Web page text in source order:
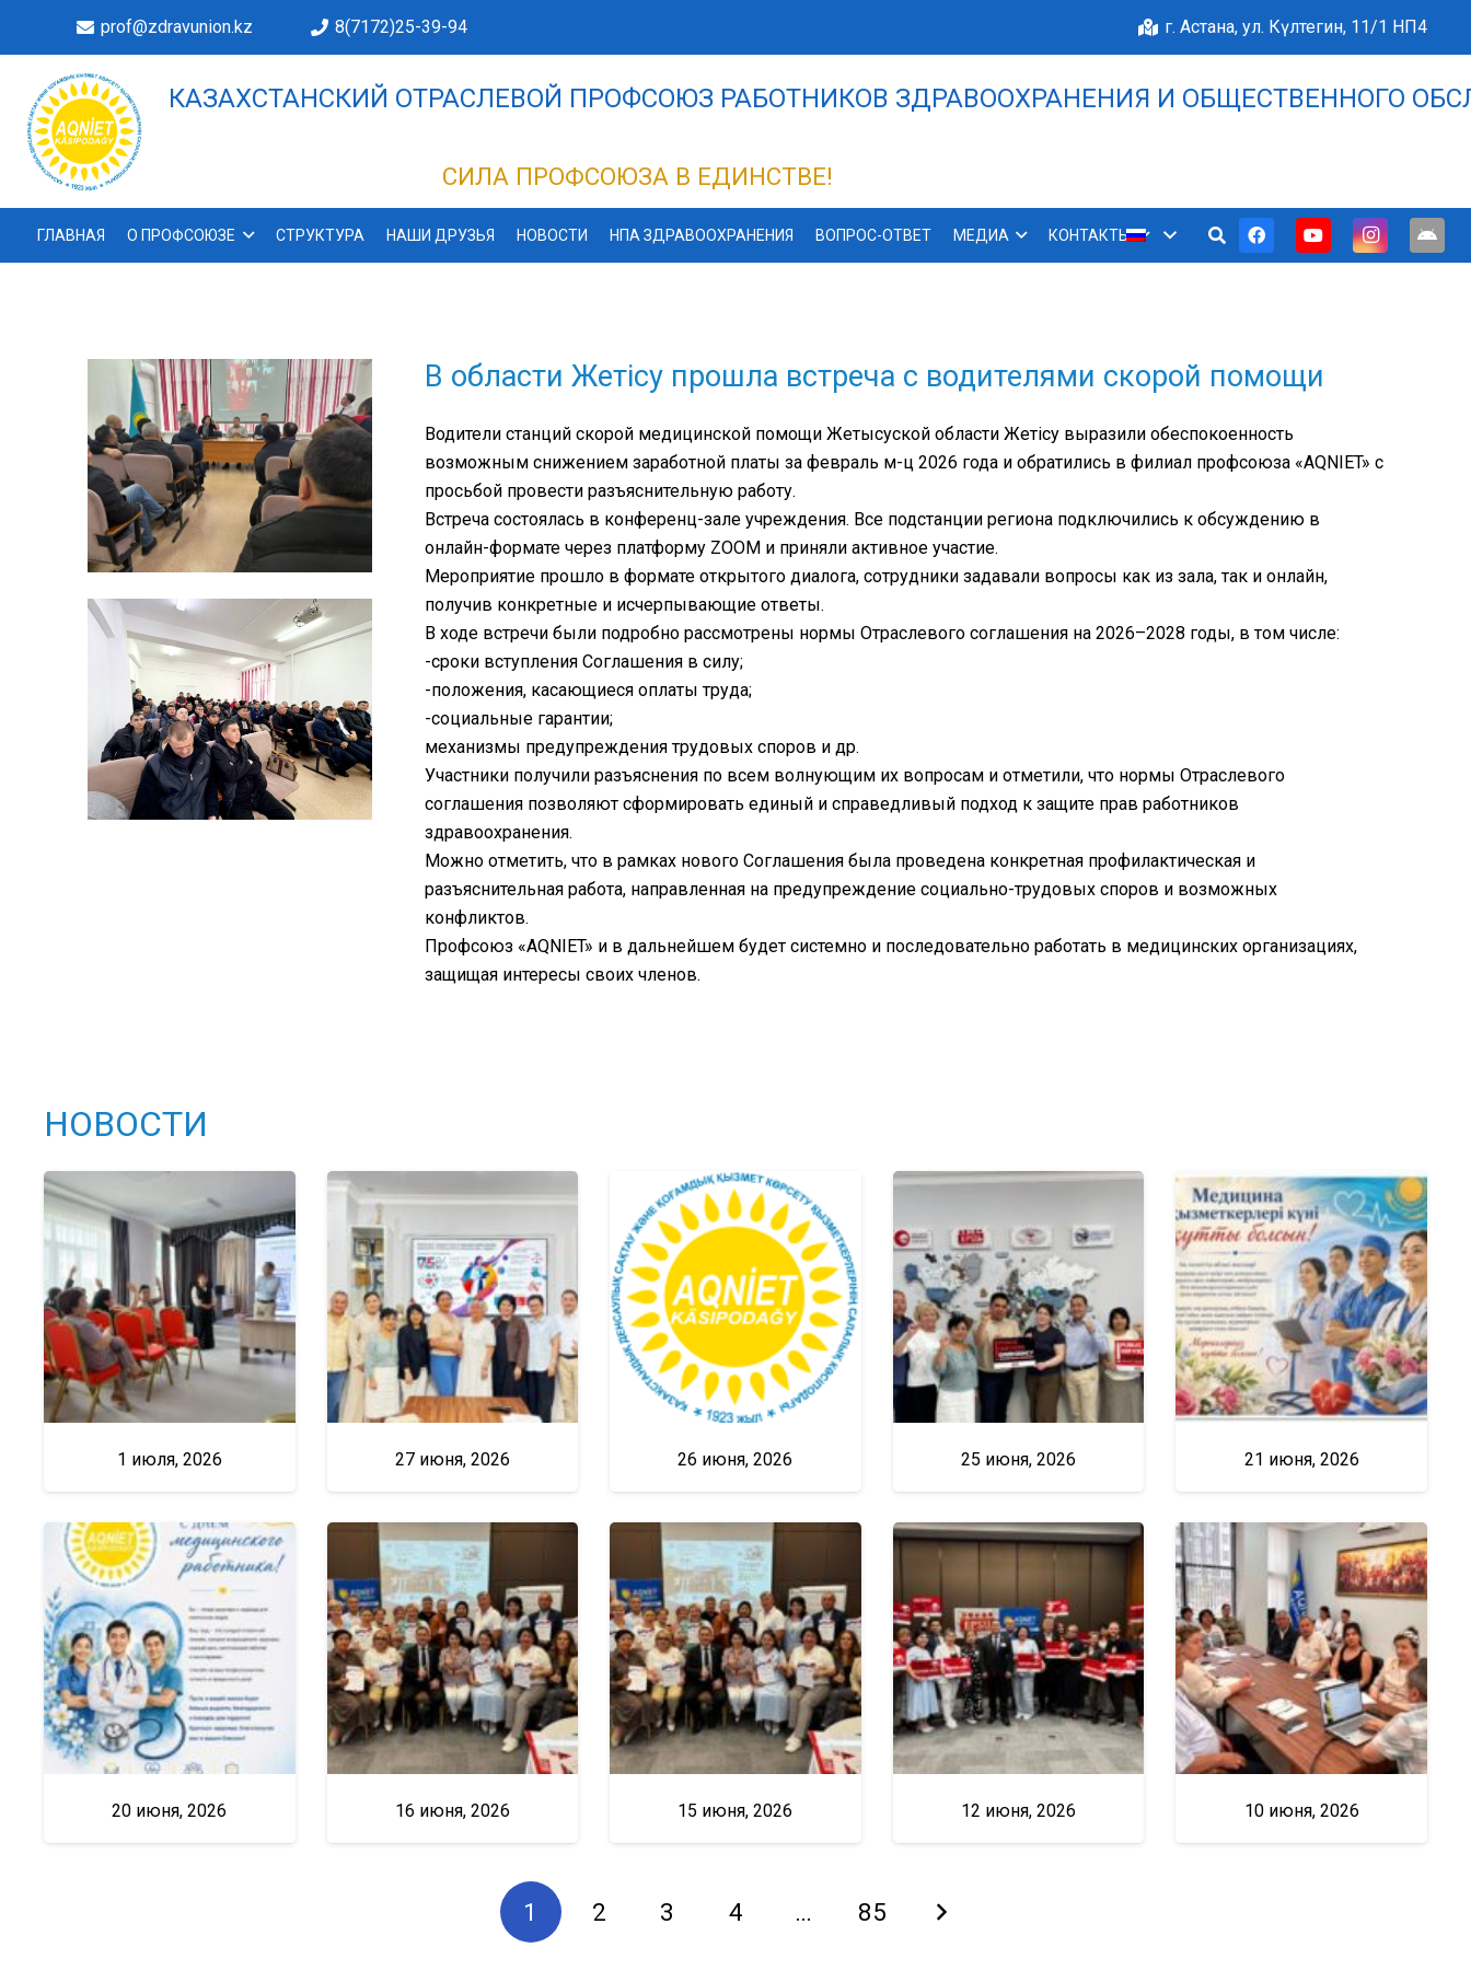
prof@zdravunion.kz 8(7172)25-39-94 г. Астана, ул. Күлтегин, 11/1 НП4
КАЗАХСТАНСКИЙ ОТРАСЛЕВОЙ ПРОФСОЮЗ РАБОТНИКОВ ЗДРАВООХРАНЕНИЯ И ОБЩЕСТВЕННОГО
СИЛА ПРОФСОЮЗА В ЕДИНСТВЕ!
ГЛАВНАЯ О ПРОФСОЮЗЕ СТРУКТУРА НАШИ ДРУЗЬЯ НОВОСТИ НПА ЗДРАВООХРАНЕНИЯ ВОПРОС-ОТВЕТ МЕДИА КОНТАКТЫ
В области Жетісу прошла встреча с водителями скорой помощи
Водители станций скорой медицинской помощи Жетысуской области Жетісу выразили обеспокоенность
возможным снижением заработной платы за февраль м-ц 2026 года и обратились в филиал профсоюза «AQNIET» с
просьбой провести разъяснительную работу.
Встреча состоялась в конференц-зале учреждения. Все подстанции региона подключились к обсуждению в
онлайн-формате через платформу ZOOM и приняли активное участие.
Мероприятие прошло в формате открытого диалога, сотрудники задавали вопросы как из зала, так и онлайн,
получив конкретные и исчерпывающие ответы.
В ходе встречи были подробно рассмотрены нормы Отраслевого соглашения на 2026–2028 годы, в том числе:
-сроки вступления Соглашения в силу;
-положения, касающиеся оплаты труда;
-социальные гарантии;
механизмы предупреждения трудовых споров и др.
Участники получили разъяснения по всем волнующим их вопросам и отметили, что нормы Отраслевого
соглашения позволяют сформировать единый и справедливый подход к защите прав работников
здравоохранения.
Можно отметить, что в рамках нового Соглашения была проведена конкретная профилактическая и
разъяснительная работа, направленная на предупреждение социально-трудовых споров и возможных
конфликтов.
Профсоюз «AQNIET» и в дальнейшем будет системно и последовательно работать в медицинских организациях,
защищая интересы своих членов.
НОВОСТИ
1 июля, 2026 27 июня, 2026 26 июня, 2026 25 июня, 2026 21 июня, 2026
20 июня, 2026 16 июня, 2026 15 июня, 2026 12 июня, 2026 10 июня, 2026
1 2 3 4 … 85